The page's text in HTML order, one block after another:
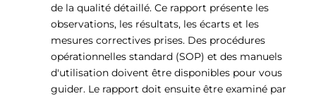
de la qualité détaillé. Ce rapport présente les
observations, les résultats, les écarts et les
mesures correctives prises. Des procédures
opérationnelles standard (SOP) et des manuels
d'utilisation doivent être disponibles pour vous
guider. Le rapport doit ensuite être examiné par